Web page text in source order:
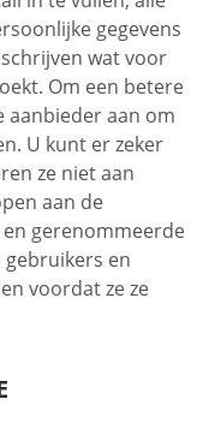
gegevens
wat voor
Om een betere
aanbieder aan om
U kunt er zeker
ze niet aan
aan de
gerenommeerde
en
voordat ze ze